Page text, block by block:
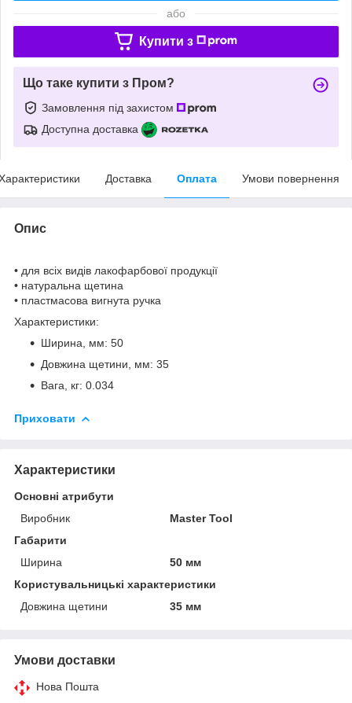
або
Купити з
Що таке купити з Пром?
Замовлення під захистом
Доступна доставка
Доставка Оплата Умови повернення
Опис
• для всіх видів лакофарбової продукції
• натуральна щетина
• пластмасова вигнута ручка
Характеристики:
Ширина, мм: 50
Довжина щетини, мм: 35
Вага, кг: 0.034
Приховати
Характеристики
Основні атрибути
Виробник
Master Tool
Габарити
Ширина
50 мм
Користувальницькі характеристики
Довжина щетини
35 мм
Умови доставки
Нова Пошта